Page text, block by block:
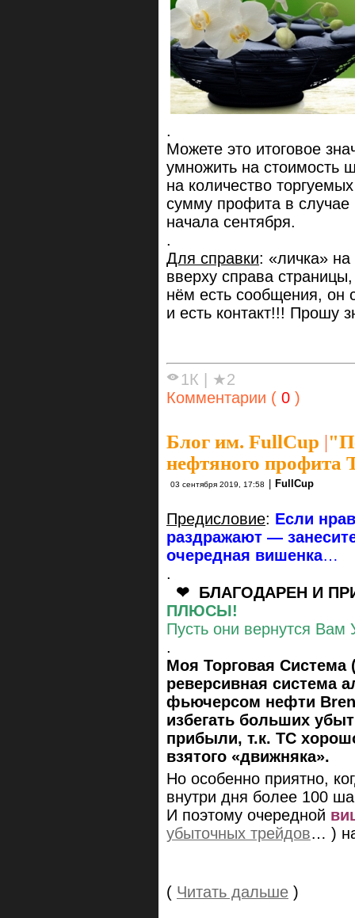
.
Можете это итоговое
умножить на стоимость
на количество
сумму профита в
начала сентября.
.
Для справки: «личка»
вверху справа
нём есть сообщения,
и есть контакт!!!
1К
★2
Комментарии ( 0 )
Блог им. FullCup |
нефтяного профита
03 сентября 2019, 17:58 FullCup
Предисловие: Если
раздражают —
очередная вишенка…
.
❤ БЛАГОДАРЕН И
ПЛЮСЫ!
Пусть они вернутся
.
Моя Торговая Система
реверсивная система
фьючерсом нефти
избегать больших
прибыли, т.к. ТС
взятого «движняка».
Но особенно приятно,
внутри дня более 100
И поэтому очередной
убыточных трейдов… )
( Читать дальше )